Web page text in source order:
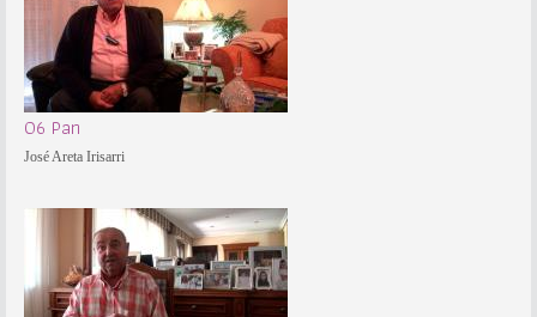
06 Pan
José Areta Irisarri